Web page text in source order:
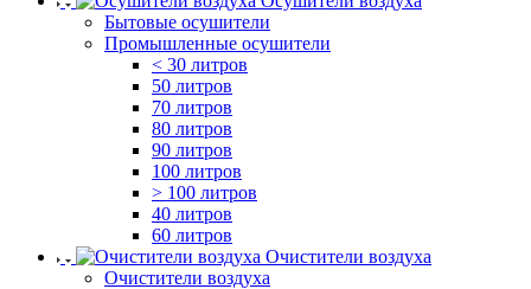
Бытовые осушители
Промышленные осушители
< 30 литров
50 литров
70 литров
80 литров
90 литров
100 литров
> 100 литров
40 литров
60 литров
Очистители воздуха
Очистители воздуха